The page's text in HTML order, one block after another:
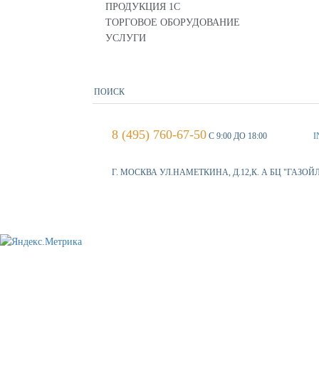
ПРОДУКЦИЯ 1С
ТОРГОВОЕ ОБОРУДОВАНИЕ
УСЛУГИ
8 (495) 760-67-50 С 9:00 ДО 18:00
Г. МОСКВА УЛ.НАМЕТКИНА, Д.12,К. А БЦ